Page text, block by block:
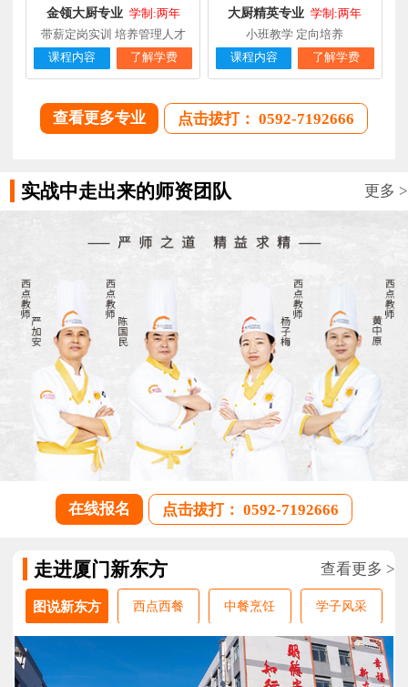
金领大厨专业 学制:两年
带薪定岗实训 培养管理人才
课程内容
了解学费
大厨精英专业 学制:两年
小班教学 定向培养
课程内容
了解学费
查看更多专业 点击拔打： 0592-7192666
实战中走出来的师资团队 更多 >
在线报名 点击拔打： 0592-7192666
走进厦门新东方 查看更多 >
图说新东方 西点西餐 中餐烹饪 学子风采